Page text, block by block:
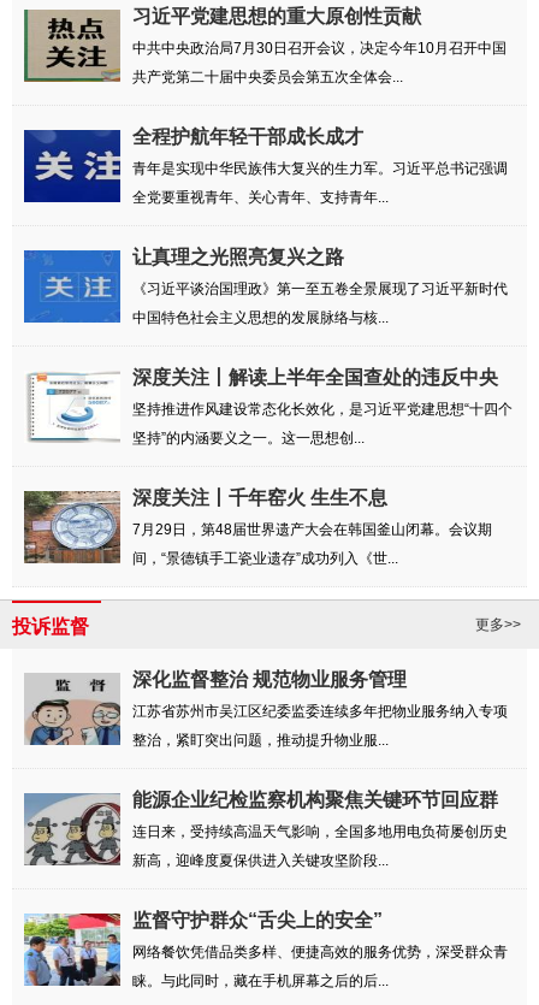
习近平党建思想的重大原创性贡献
中共中央政治局7月30日召开会议，决定今年10月召开中国
共产党第二十届中央委员会第五次全体会...
全程护航年轻干部成长成才
青年是实现中华民族伟大复兴的生力军。习近平总书记强调
全党要重视青年、关心青年、支持青年...
让真理之光照亮复兴之路
《习近平谈治国理政》第一至五卷全景展现了习近平新时代
中国特色社会主义思想的发展脉络与核...
深度关注丨解读上半年全国查处的违反中央
八项...
坚持推进作风建设常态化长效化，是习近平党建思想“十四个
坚持”的内涵要义之一。这一思想创...
深度关注丨千年窑火 生生不息
7月29日，第48届世界遗产大会在韩国釜山闭幕。会议期
间，“景德镇手工瓷业遗存”成功列入《世...
投诉监督 更多>>
深化监督整治 规范物业服务管理
江苏省苏州市吴江区纪委监委连续多年把物业服务纳入专项
整治，紧盯突出问题，推动提升物业服...
能源企业纪检监察机构聚焦关键环节回应群
众诉...
连日来，受持续高温天气影响，全国多地用电负荷屡创历史
新高，迎峰度夏保供进入关键攻坚阶段...
监督守护群众“舌尖上的安全”
网络餐饮凭借品类多样、便捷高效的服务优势，深受群众青
睐。与此同时，藏在手机屏幕之后的后...